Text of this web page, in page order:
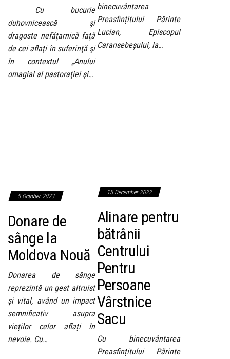
Cu bucurie
duhovnicească şi
dragoste nefăţarnică faţă
de cei aflaţi în suferinţă şi
în contextul „Anului
omagial al pastoraţiei şi…
binecuvântarea
Preasfințitului Părinte
Lucian, Episcopul
Caransebeșului, la…
5 October 2023
Donare de
sânge la
Moldova Nouă
Donarea de sânge
reprezintă un gest altruist
și vital, având un impact
semnificativ asupra
vieților celor aflați în
nevoie. Cu…
15 December 2022
Alinare pentru
bătrânii
Centrului
Pentru
Persoane
Vârstnice
Sacu
Cu binecuvântarea
Preasfințitului Părinte